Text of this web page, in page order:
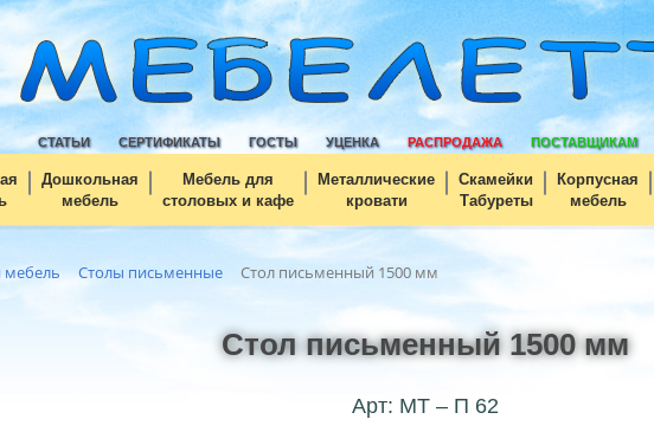
СТАТЬИ СЕРТИФИКАТЫ ГОСТЫ УЦЕНКА РАСПРОДАЖА ПОСТАВЩИКАМ
Дошкольная
мебель
Мебель для
столовых и кафе
Металлические
кровати
Скамейки
Табуреты
Корпусная
мебель
мебель Столы письменные Стол письменный 1500 мм
Стол письменный 1500 мм
Арт: МТ – П 62